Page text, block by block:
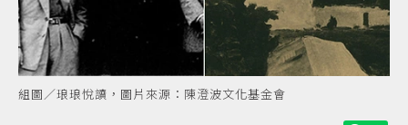
組圖／琅琅悅讀，圖片來源：陳澄波文化基金會